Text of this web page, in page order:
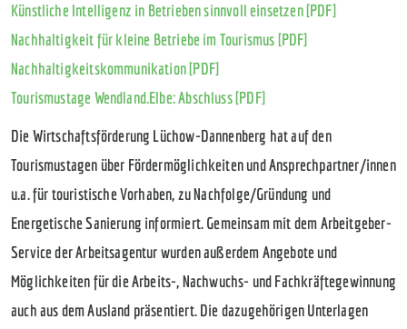
Künstliche Intelligenz in Betrieben sinnvoll einsetzen [PDF]
Nachhaltigkeit für kleine Betriebe im Tourismus [PDF]
Nachhaltigkeitskommunikation [PDF]
Tourismustage Wendland.Elbe: Abschluss [PDF]
Die Wirtschaftsförderung Lüchow-Dannenberg hat auf den
Tourismustagen über Fördermöglichkeiten und Ansprechpartner/innen
u.a. für touristische Vorhaben, zu Nachfolge/Gründung und
Energetische Sanierung informiert. Gemeinsam mit dem Arbeitgeber-
Service der Arbeitsagentur wurden außerdem Angebote und
Möglichkeiten für die Arbeits-, Nachwuchs- und Fachkräftegewinnung
auch aus dem Ausland präsentiert. Die dazugehörigen Unterlagen